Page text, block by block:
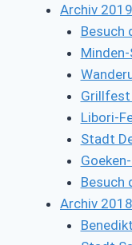
Archiv 2019
Besuch
Grillfest
Libori-
Stadt
Besuch
Archiv 2018